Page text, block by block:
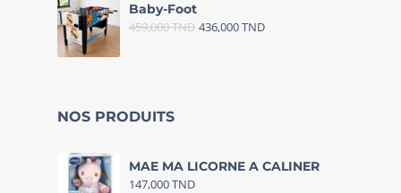
Baby-Foot
459,000TND 436,000TND
NOS PRODUITS
MAE MA LICORNE A CALINER
147,000TND